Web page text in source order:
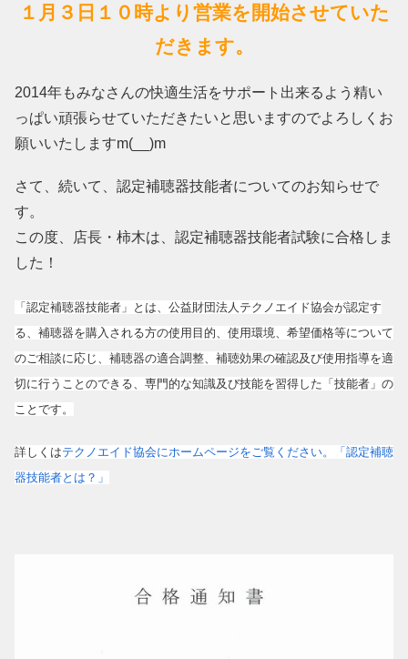
１月３日１０時より営業を開始させていた
だきます。
2014年もみなさんの快適生活をサポート出来るよう精い
っぱい頑張らせていただきたいと思いますのでよろしくお
願いいたしますm(__)m
さて、続いて、認定補聴器技能者についてのお知らせで
す。
この度、店長・柿木は、認定補聴器技能者試験に合格しま
した！
「認定補聴器技能者」とは、公益財団法人テクノエイド協会が認定す
る、補聴器を購入される方の使用目的、使用環境、希望価格等について
のご相談に応じ、補聴器の適合調整、補聴効果の確認及び使用指導を適
切に行うことのでき る、専門的な知識及び技能を習得した「技能者」の
ことです。
詳しくはテクノエイド協会にホームページをご覧ください。「認定補聴
器技能者とは？」